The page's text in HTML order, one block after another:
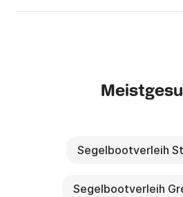
Segelbootverleih
Segelbootverleih